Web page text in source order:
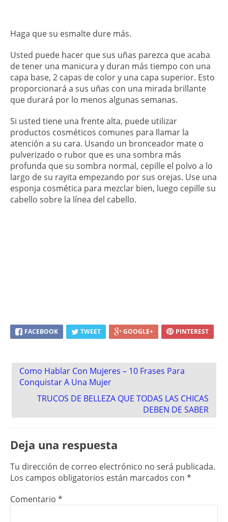
Haga que su esmalte dure más.
Usted puede hacer que sus uñas parezca que acaba
de tener una manicura y duran más tiempo con una
capa base, 2 capas de color y una capa superior. Esto
proporcionará a sus uñas con una mirada brillante
que durará por lo menos algunas semanas.
Si usted tiene una frente alta, puede utilizar
productos cosméticos comunes para llamar la
atención a su cara. Usando un bronceador mate o
pulverizado o rubor que es una sombra más
profunda que su sombra normal, cepille el polvo a lo
largo de su rayita empezando por sus orejas. Use una
esponja cosmética para mezclar bien, luego cepille su
cabello sobre la línea del cabello.
FACEBOOK TWEET GOOGLE+ PINTEREST
Post
navigation
Como Hablar Con Mujeres – 10 Frases Para
Conquistar A Una Mujer
TRUCOS DE BELLEZA QUE TODAS LAS CHICAS
DEBEN DE SABER
Deja una respuesta
Tu dirección de correo electrónico no será publicada.
Los campos obligatorios están marcados con *
Comentario *